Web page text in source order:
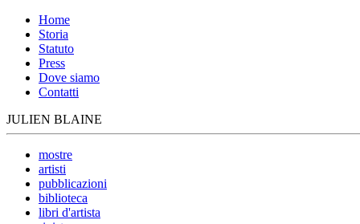
Home
Storia
Statuto
Press
Dove siamo
Contatti
JULIEN BLAINE
mostre
artisti
pubblicazioni
biblioteca
libri d'artista